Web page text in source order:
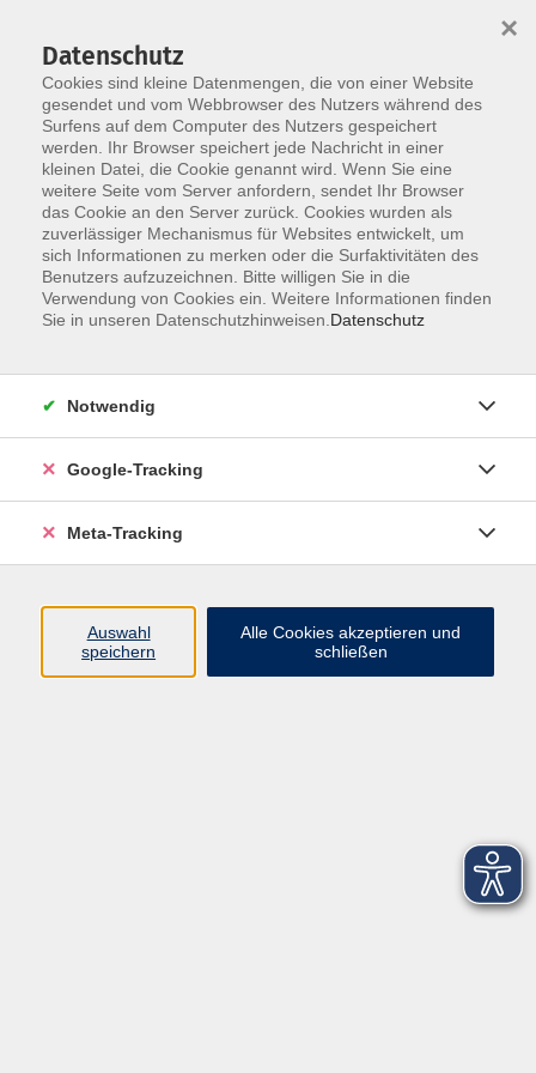
Skip to main content
Der Kurs konnte nicht gefunden werden.
Über uns
Datenschutz
Cookies sind kleine Datenmengen, die von einer Website
gesendet und vom Webbrowser des Nutzers während des
Surfens auf dem Computer des Nutzers gespeichert
werden. Ihr Browser speichert jede Nachricht in einer
kleinen Datei, die Cookie genannt wird. Wenn Sie eine
weitere Seite vom Server anfordern, sendet Ihr Browser
das Cookie an den Server zurück. Cookies wurden als
zuverlässiger Mechanismus für Websites entwickelt, um
sich Informationen zu merken oder die Surfaktivitäten des
Benutzers aufzuzeichnen. Bitte willigen Sie in die
Verwendung von Cookies ein. Weitere Informationen finden
Sie in unseren Datenschutzhinweisen. Datenschutz
×
Notwendig
Google-Tracking
Meta-Tracking
Auswahl
speichern
Alle Cookies akzeptieren und
schließen